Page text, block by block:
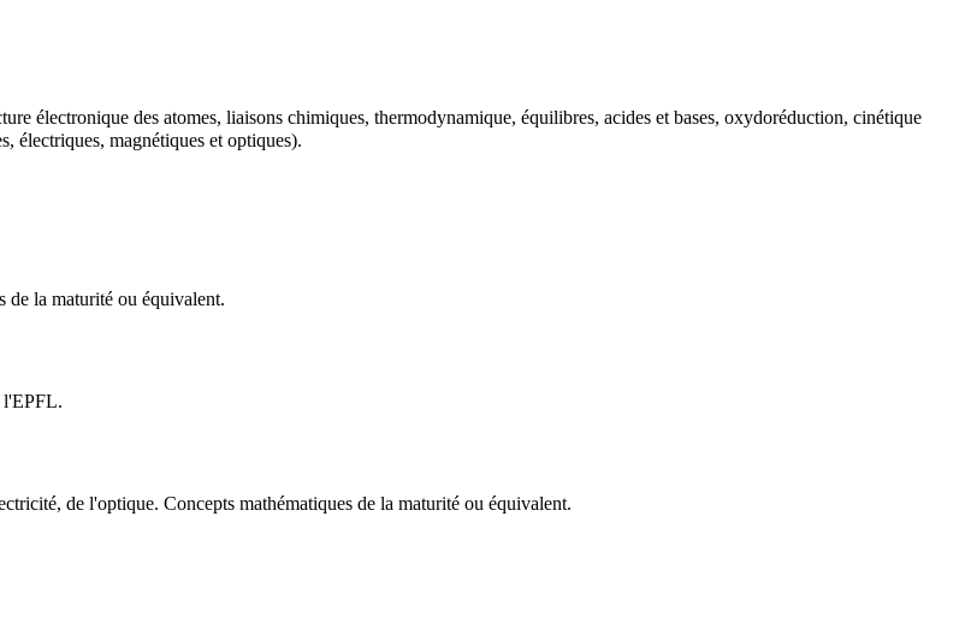
électronique des atomes, liaisons chimiques, thermodynamique, équilibres, acides et bases, oxydoréduction, cinétique
électriques, magnétiques et optiques).
de la maturité ou équivalent.
l'EPFL.
de l'optique. Concepts mathématiques de la maturité ou équivalent.